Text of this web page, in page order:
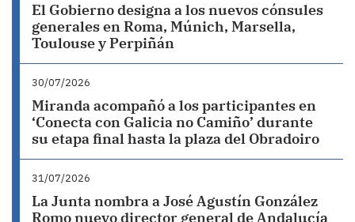
El Gobierno designa a los nuevos cónsules
generales en Roma, Múnich, Marsella,
Toulouse y Perpiñán
30/07/2026
Miranda acompañó a los participantes en
‘Conecta con Galicia no Camiño’ durante
su etapa final hasta la plaza del Obradoiro
31/07/2026
La Junta nombra a José Agustín González
Romo nuevo director general de Andalucía